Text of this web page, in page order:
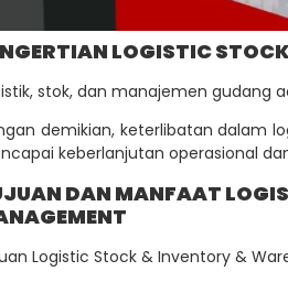
LOGISTIC
stok, dan manajemen gudang
demikian, keterlibatan dalam
keberlanjutan operasional
DAN MANFAAT
Logistic Stock & Inventory &